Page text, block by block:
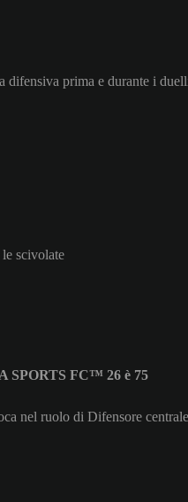
difensiva prima e durante i
scivolate
SPORTS FC™ 26 è 75
nel ruolo di Difensore